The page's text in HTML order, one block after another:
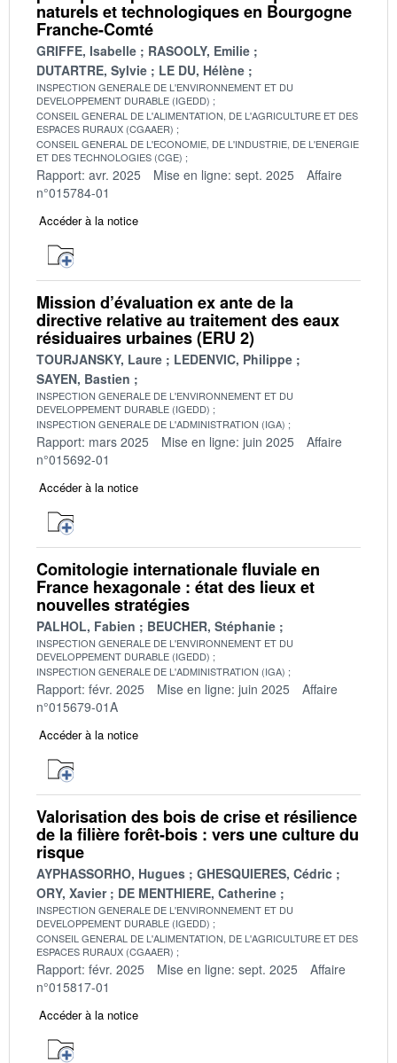
naturels et technologiques en Bourgogne
Franche-Comté
GRIFFE, Isabelle
RASOOLY, Emilie
DUTARTRE, Sylvie
LE DU, Hélène
INSPECTION GENERALE DE L'ENVIRONNEMENT ET DU
DEVELOPPEMENT DURABLE (IGEDD)
CONSEIL GENERAL DE L'ALIMENTATION, DE L'AGRICULTURE ET DES
ESPACES RURAUX (CGAAER)
CONSEIL GENERAL DE L'ECONOMIE, DE L'INDUSTRIE, DE L'ENERGIE
ET DES TECHNOLOGIES (CGE)
Rapport: avr. 2025 Mise en ligne: sept. 2025
Affaire
n°015784-01
Accéder à la notice
Mission d’évaluation ex ante de la
directive relative au traitement des eaux
résiduaires urbaines (ERU 2)
TOURJANSKY, Laure
LEDENVIC, Philippe
SAYEN, Bastien
INSPECTION GENERALE DE L'ENVIRONNEMENT ET DU
DEVELOPPEMENT DURABLE (IGEDD)
INSPECTION GENERALE DE L'ADMINISTRATION (IGA)
Rapport: mars 2025 Mise en ligne: juin 2025
Affaire
n°015692-01
Accéder à la notice
Comitologie internationale fluviale en
France hexagonale : état des lieux et
nouvelles stratégies
PALHOL, Fabien BEUCHER, Stéphanie
INSPECTION GENERALE DE L'ENVIRONNEMENT ET DU
DEVELOPPEMENT DURABLE (IGEDD)
INSPECTION GENERALE DE L'ADMINISTRATION (IGA)
Rapport: févr. 2025 Mise en ligne: juin 2025
Affaire
n°015679-01A
Accéder à la notice
Valorisation des bois de crise et résilience
de la filière forêt-bois : vers une culture du
risque
AYPHASSORHO, Hugues
GHESQUIERES, Cédric
ORY, Xavier
DE MENTHIERE, Catherine
INSPECTION GENERALE DE L'ENVIRONNEMENT ET DU
DEVELOPPEMENT DURABLE (IGEDD)
CONSEIL GENERAL DE L'ALIMENTATION, DE L'AGRICULTURE ET DES
ESPACES RURAUX (CGAAER)
Rapport: févr. 2025 Mise en ligne: sept. 2025
Affaire
n°015817-01
Accéder à la notice